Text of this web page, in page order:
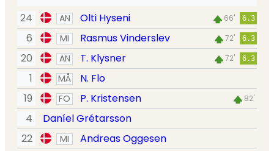
24
AN Olti Hyseni 66' 6.3
6 MI Rasmus Vinderslev 72' 6.3
20 AN T. Klysner 72' 6.3
1 MÅ
N. Flo
19
FO P. Kristensen 82'
4
Daníel Grétarsson
22
MI
Andreas Oggesen